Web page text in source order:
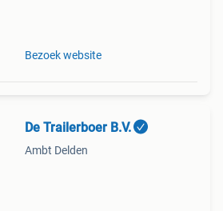
Bezoek website
De Trailerboer B.V.
Ambt Delden